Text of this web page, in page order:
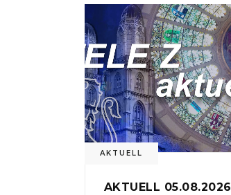
AKTUELL
AKTUELL 05.08.2026